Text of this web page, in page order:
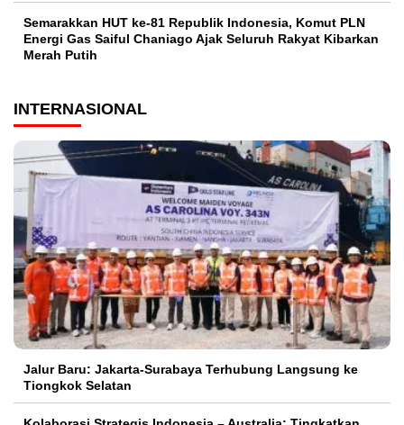
Semarakkan HUT ke-81 Republik Indonesia, Komut PLN
Energi Gas Saiful Chaniago Ajak Seluruh Rakyat Kibarkan
Merah Putih
INTERNASIONAL
Jalur Baru: Jakarta-Surabaya Terhubung Langsung ke
Tiongkok Selatan